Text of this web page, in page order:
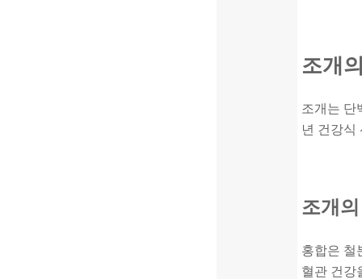
조개
조개는 단
년 건강식
조개
홍합은 철
혈관 건강